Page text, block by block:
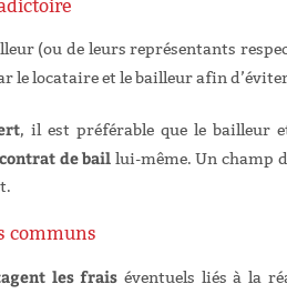
(ou de leurs représentants
le locataire et le bailleur afin
, il est préférable que le bailleur
contrat de bail lui-même. Un champ
communs
les frais éventuels liés à la